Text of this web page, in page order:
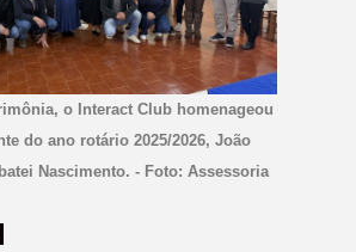
o Interact Club homenageou
do ano rotário 2025/2026, João
Nascimento. - Foto: Assessoria